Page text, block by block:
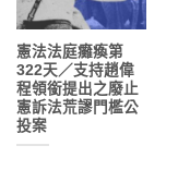
憲法法庭癱瘓第
322天／支持趙偉
程領銜提出之廢止
憲訴法荒謬門檻公
投案